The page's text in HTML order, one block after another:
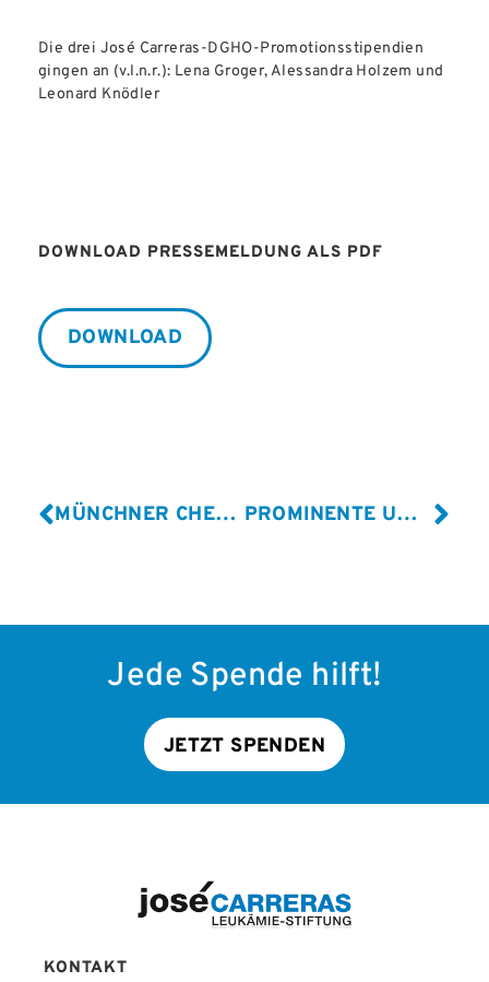
Die drei José Carreras-DGHO-Promotionsstipendien
gingen an (v.l.n.r.): Lena Groger, Alessandra Holzem und
Leonard Knödler
DOWNLOAD PRESSEMELDUNG ALS PDF
DOWNLOAD
MÜNCHNER CHEFÄRZTIN UNTERSTÜTZT JOSÉ CARRERAS LEUKÄMIE-STIFTUNG: PROF. DR. JULIA HAUER IST NEUES MITGLIED IM WISSENSCHAFTLICHEN BEIRAT PROMINENTE UNTERSTÜTZUNG FÜR DIE JOSÉ CARRERAS LEUKÄMIE-STIFTUNG
Jede Spende hilft!
JETZT SPENDEN
KONTAKT